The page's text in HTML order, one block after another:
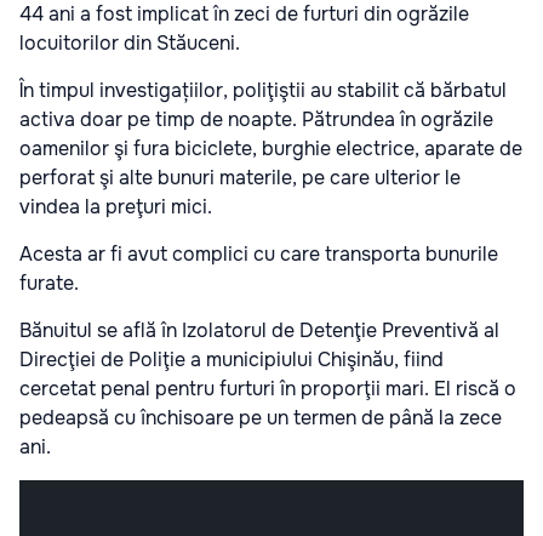
44 ani a fost implicat în zeci de furturi din ogrăzile
locuitorilor din Stăuceni.
În timpul investigațiilor, poliţiştii au stabilit că bărbatul
activa doar pe timp de noapte. Pătrundea în ogrăzile
oamenilor şi fura biciclete, burghie electrice, aparate de
perforat şi alte bunuri materile, pe care ulterior le
vindea la preţuri mici.
Acesta ar fi avut complici cu care transporta bunurile
furate.
Bănuitul se află în Izolatorul de Detenţie Preventivă al
Direcţiei de Poliţie a municipiului Chişinău, fiind
cercetat penal pentru furturi în proporţii mari. El riscă o
pedeapsă cu închisoare pe un termen de până la zece
ani.